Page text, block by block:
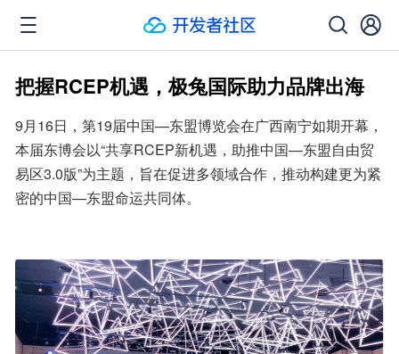
把握RCEP机遇，极兔国际助力品牌出海
9月16日，第19届中国—东盟博览会在广西南宁如期开幕，
本届东博会以“共享RCEP新机遇，助推中国—东盟自由贸
易区3.0版”为主题，旨在促进多领域合作，推动构建更为紧
密的中国—东盟命运共同体。